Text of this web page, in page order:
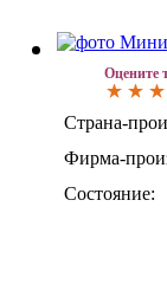
Оцените
Страна-
Фирма-
Состояние: